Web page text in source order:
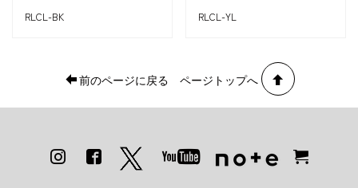
RLCL-BK RLCL-YL
前のページに戻る ページトップへ